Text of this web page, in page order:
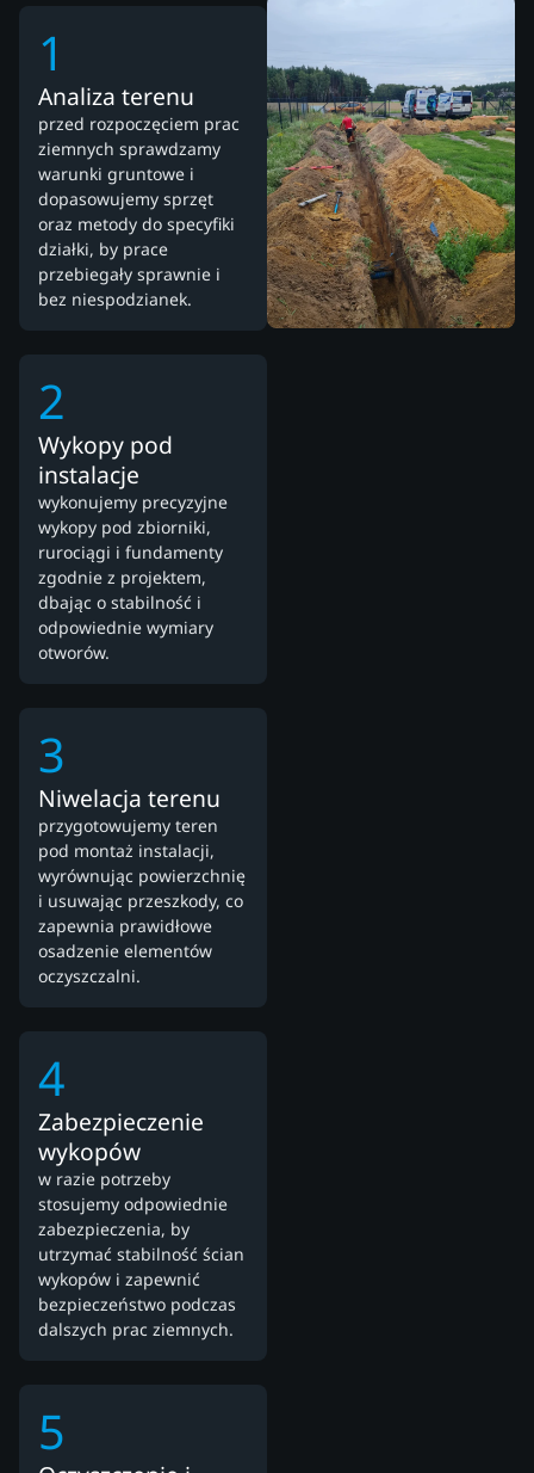
1
Analiza terenu
przed rozpoczęciem prac
ziemnych sprawdzamy
warunki gruntowe i
dopasowujemy sprzęt
oraz metody do specyfiki
działki, by prace
przebiegały sprawnie i
bez niespodzianek.
2
Wykopy pod
instalacje
wykonujemy precyzyjne
wykopy pod zbiorniki,
rurociągi i fundamenty
zgodnie z projektem,
dbając o stabilność i
odpowiednie wymiary
otworów.
3
Niwelacja terenu
przygotowujemy teren
pod montaż instalacji,
wyrównując powierzchnię
i usuwając przeszkody, co
zapewnia prawidłowe
osadzenie elementów
oczyszczalni.
4
Zabezpieczenie
wykopów
w razie potrzeby
stosujemy odpowiednie
zabezpieczenia, by
utrzymać stabilność ścian
wykopów i zapewnić
bezpieczeństwo podczas
dalszych prac ziemnych.
5